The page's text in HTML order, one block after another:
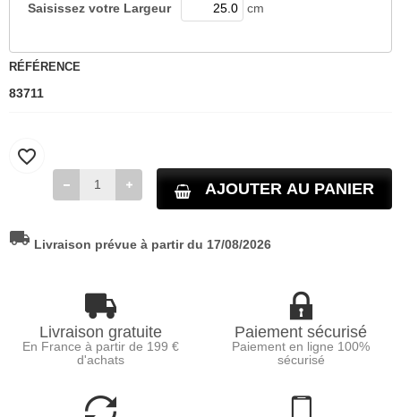
Saisissez votre Largeur cm
RÉFÉRENCE
83711
AJOUTER AU PANIER
favorite_border
local_shipping Livraison prévue à partir du 17/08/2026
Livraison gratuite
En France à partir de 199 €
d'achats
Paiement sécurisé
Paiement en ligne 100%
sécurisé